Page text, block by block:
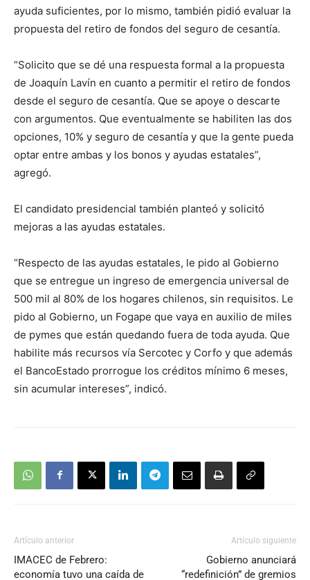
ayuda suficientes, por lo mismo, también pidió evaluar la
propuesta del retiro de fondos del seguro de cesantía.
“Solicito que se dé una respuesta formal a la propuesta
de Joaquín Lavín en cuanto a permitir el retiro de fondos
desde el seguro de cesantía. Que se apoye o descarte
con argumentos. Que eventualmente se habiliten las dos
opciones, 10% y seguro de cesantía y que la gente pueda
optar entre ambas y los bonos y ayudas estatales”,
agregó.
El candidato presidencial también planteó y solicitó
mejoras a las ayudas estatales.
“Respecto de las ayudas estatales, le pido al Gobierno
que se entregue un ingreso de emergencia universal de
500 mil al 80% de los hogares chilenos, sin requisitos. Le
pido al Gobierno, un Fogape que vaya en auxilio de miles
de pymes que están quedando fuera de toda ayuda. Que
habilite más recursos vía Sercotec y Corfo y que además
el BancoEstado prorrogue los créditos mínimo 6 meses,
sin acumular intereses”, indicó.
Artículo anterior
IMACEC de Febrero:
economía tuvo una caída de
Artículo siguiente
Gobierno anunciará
“redefinición” de gremios